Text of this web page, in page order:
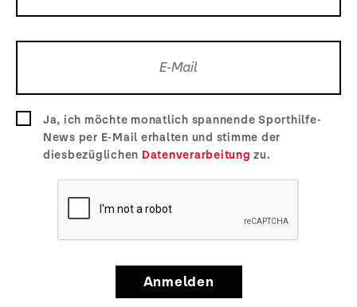
Ja, ich möchte monatlich spannende Sporthilfe-
News per E-Mail erhalten und stimme der
diesbezüglichen Datenverarbeitung zu.
Anmelden